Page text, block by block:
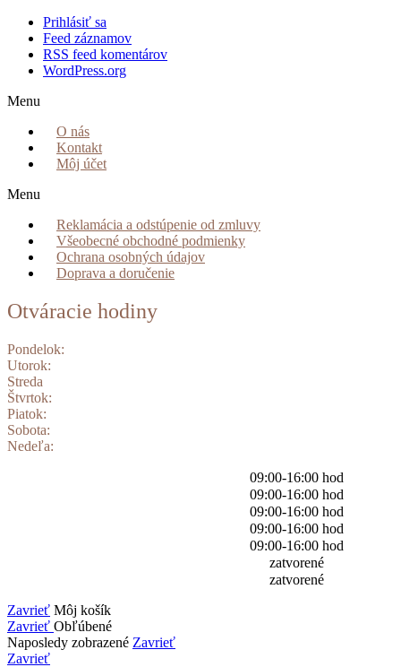
Prihlásiť sa
Feed záznamov
RSS feed komentárov
WordPress.org
Menu
O nás
Kontakt
Môj účet
Menu
Reklamácia a odstúpenie od zmluvy
Všeobecné obchodné podmienky
Ochrana osobných údajov
Doprava a doručenie
Otváracie hodiny
Pondelok:
Utorok:
Streda
Štvrtok:
Piatok:
Sobota:
Nedeľa:
09:00-16:00 hod
09:00-16:00 hod
09:00-16:00 hod
09:00-16:00 hod
09:00-16:00 hod
zatvorené
zatvorené
Zavrieť Môj košík
Zavrieť Obľúbené
Naposledy zobrazené Zavrieť
Zavrieť